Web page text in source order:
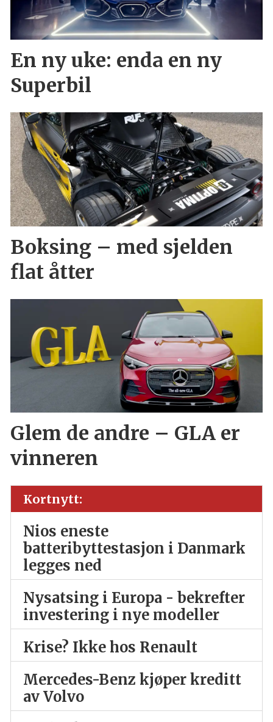
En ny uke: enda en ny
Superbil
Boksing – med sjelden
flat åtter
Glem de andre – GLA er
vinneren
Kortnytt:
Nios eneste
batteribyttestasjon i Danmark
legges ned
Nysatsing i Europa - bekrefter
investering i nye modeller
Krise? Ikke hos Renault
Mercedes-Benz kjøper kreditt
av Volvo